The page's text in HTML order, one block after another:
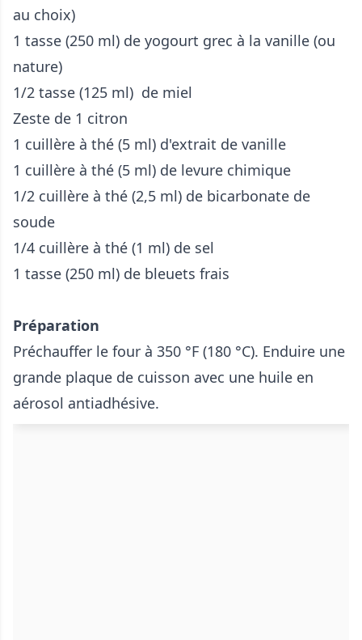
au choix)
1 tasse (250 ml) de yogourt grec à la vanille (ou
nature)
1/2 tasse (125 ml) de miel
Zeste de 1 citron
1 cuillère à thé (5 ml) d'extrait de vanille
1 cuillère à thé (5 ml) de levure chimique
1/2 cuillère à thé (2,5 ml) de bicarbonate de
soude
1/4 cuillère à thé (1 ml) de sel
1 tasse (250 ml) de bleuets frais
Préparation
Préchauffer le four à 350 °F (180 °C). Enduire une
grande plaque de cuisson avec une huile en
aérosol antiadhésive.